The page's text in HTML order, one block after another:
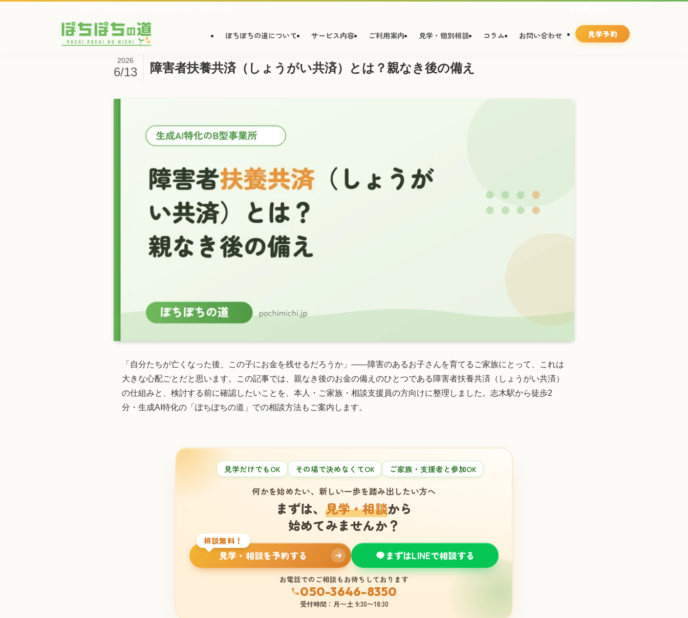
ぽちぽちの道について サービス内容 ご利用案内 見学・個別相談 コラム お問い合わせ 見学予約
障害者扶養共済（しょうがい共済）とは？親なき後の備え
2026
6/13
「自分たちが亡くなった後、この子にお金を残せるだろうか」——障害のあるお子さんを育てるご家族にとって、これは
大きな心配ごとだと思います。この記事では、親なき後のお金の備えのひとつである障害者扶養共済（しょうがい共済）
の仕組みと、検討する前に確認したいことを、本人・ご家族・相談支援員の方向けに整理しました。志木駅から徒歩2
分・生成AI特化の「ぽちぽちの道」での相談方法もご案内します。
見学だけでもOK その場で決めなくてOK ご家族・支援者と参加OK
何かを始めたい、新しい一歩を踏み出したい方へ
まずは、 見学・相談から
始めてみませんか？
相談無料！
見学・相談を予約する まずはLINEで相談する
お電話でのご相談もお待ちしております
050-3646-8350
受付時間：月〜土 9:30〜18:30